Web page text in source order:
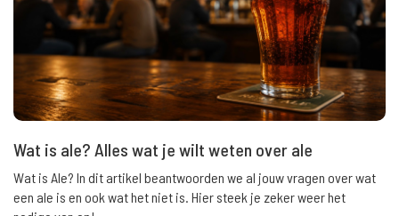
Wat is ale? Alles wat je wilt weten over ale
Wat is Ale? In dit artikel beantwoorden we al jouw vragen over wat
een ale is en ook wat het niet is. Hier steek je zeker weer het